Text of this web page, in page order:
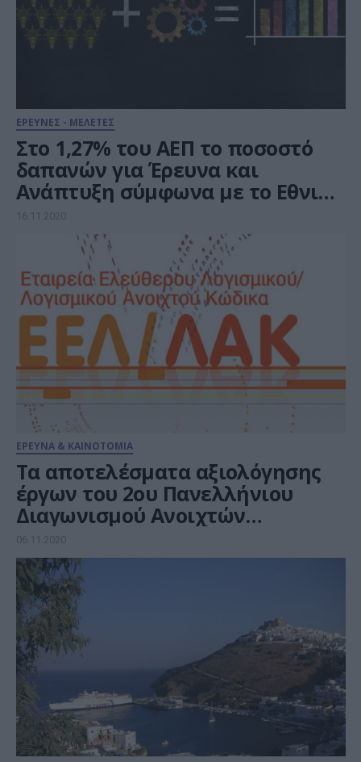
ΕΡΕΥΝΕΣ - ΜΕΛΕΤΕΣ
Στο 1,27% του ΑΕΠ το ποσοστό
δαπανών για Έρευνα και
Ανάπτυξη σύμφωνα με το Εθνικό
Κέντρο Τεκμηρίωσης
16.11.2020
ΕΡΕΥΝΑ & ΚΑΙΝΟΤΟΜΙΑ
Τα αποτελέσματα αξιολόγησης
έργων του 2ου Πανελλήνιου
Διαγωνισμού Ανοιχτών
Τεχνολογιών στην Εκπαίδευση
06.11.2020